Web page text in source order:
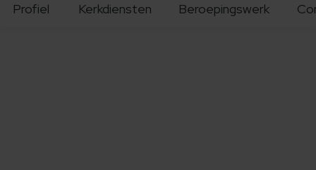
Profiel Kerkdiensten Beroepingswerk